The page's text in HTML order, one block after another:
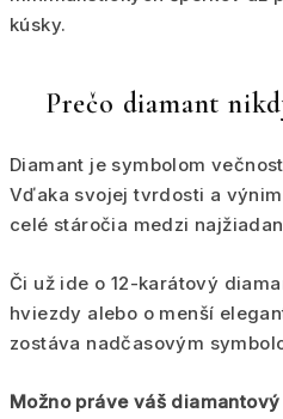
kúsky.
Prečo diamant
Diamant je symbolom
Vďaka svojej tvrdosti a
celé stáročia medzi
Či už ide o 12-karátový
hviezdy alebo o menší
zostáva nadčasovým
Možno práve váš